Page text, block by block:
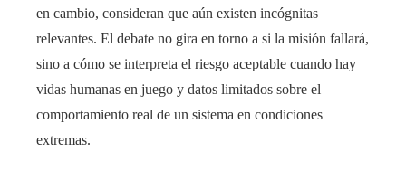
en cambio, consideran que aún existen incógnitas
relevantes. El debate no gira en torno a si la misión fallará,
sino a cómo se interpreta el riesgo aceptable cuando hay
vidas humanas en juego y datos limitados sobre el
comportamiento real de un sistema en condiciones
extremas.